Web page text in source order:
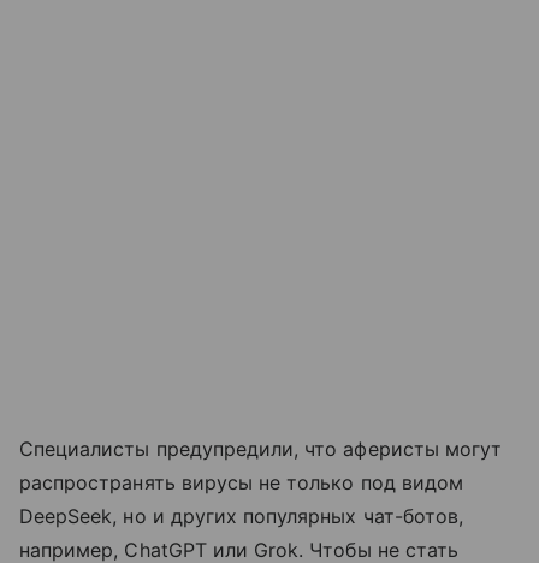
Специалисты предупредили, что аферисты могут
распространять вирусы не только под видом
DeepSeek, но и других популярных чат-ботов,
например, ChatGPT или Grok. Чтобы не стать